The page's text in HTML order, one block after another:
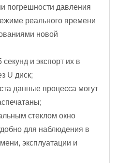
погрешности давления
реального времени
новой
и экспорт их в
U диск;
данные процесса могут
стеклом окно
для наблюдения в
эксплуатации и